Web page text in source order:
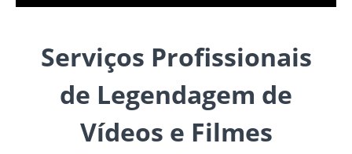
Serviços Profissionais
de Legendagem de
Vídeos e Filmes